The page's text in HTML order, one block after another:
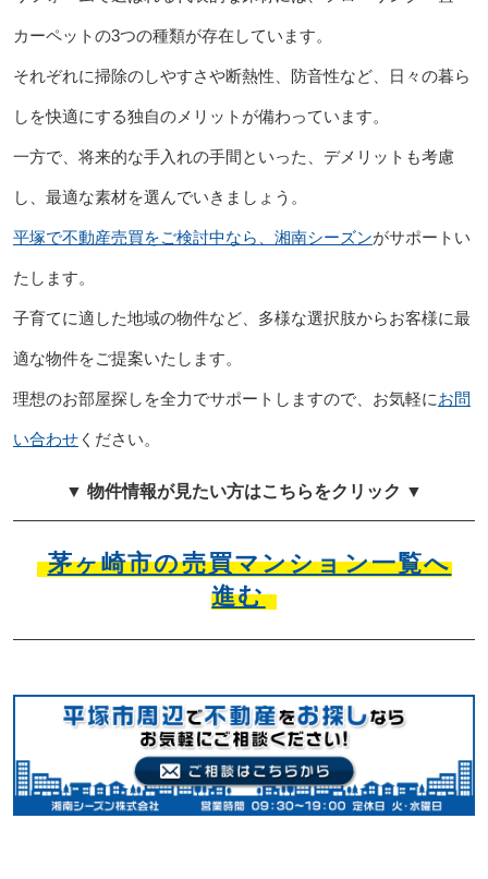
カーペットの3つの種類が存在しています。
それぞれに掃除のしやすさや断熱性、防音性など、日々の暮ら
しを快適にする独自のメリットが備わっています。
一方で、将来的な手入れの手間といった、デメリットも考慮
し、最適な素材を選んでいきましょう。
平塚で不動産売買をご検討中なら、湘南シーズンがサポートい
たします。
子育てに適した地域の物件など、多様な選択肢からお客様に最
適な物件をご提案いたします。
理想のお部屋探しを全力でサポートしますので、お気軽にお問
い合わせください。
▼ 物件情報が見たい方はこちらをクリック ▼
茅ヶ崎市の売買マンション一覧へ
進む